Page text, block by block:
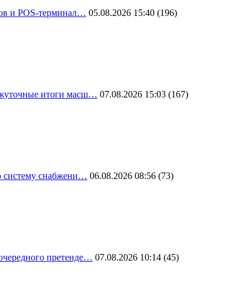
и POS-терминал… 05.08.2026 15:40 (196)
итоги масш… 07.08.2026 15:03 (167)
систему снабжени… 06.08.2026 08:56 (73)
претенде… 07.08.2026 10:14 (45)